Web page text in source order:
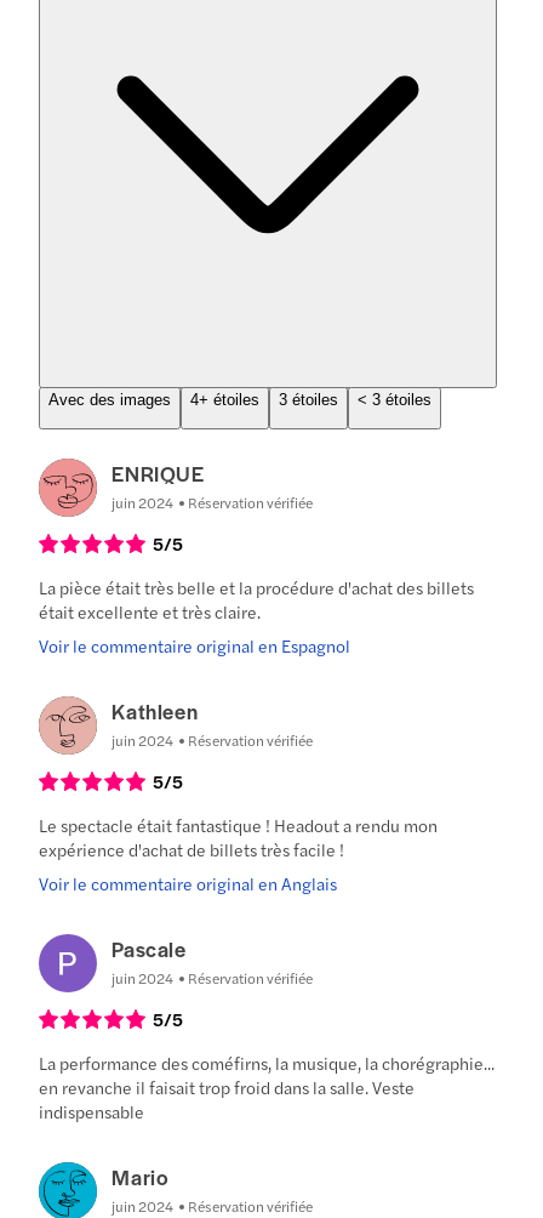
Avec des images 4+ étoiles 3 étoiles < 3 étoiles
ENRIQUE
juin 2024 Réservation vérifiée
5/5
La pièce était très belle et la procédure d'achat des billets
était excellente et très claire.
Voir le commentaire original en Espagnol
Kathleen
juin 2024 Réservation vérifiée
5/5
Le spectacle était fantastique ! Headout a rendu mon
expérience d'achat de billets très facile !
Voir le commentaire original en Anglais
Pascale
juin 2024 Réservation vérifiée
5/5
La performance des coméfirns, la musique, la chorégraphie...
en revanche il faisait trop froid dans la salle. Veste
indispensable
Mario
juin 2024 Réservation vérifiée